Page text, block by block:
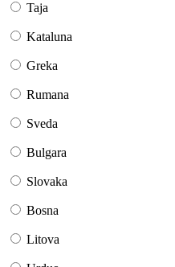
Taja
Kataluna
Greka
Rumana
Sveda
Bulgara
Slovaka
Bosna
Litova